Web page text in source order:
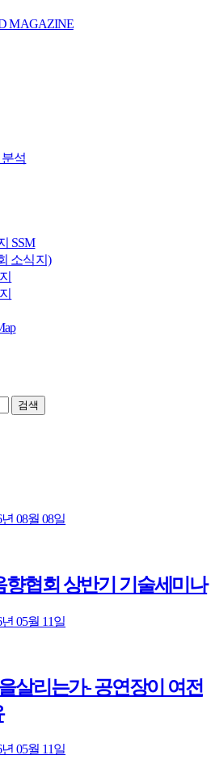
MAGAZINE
석
SSM
소식지)
년 08월 08일
향협회 상반기 기술세미나
년 05월 11일
살리는가- 공연장이 여전
년 05월 11일